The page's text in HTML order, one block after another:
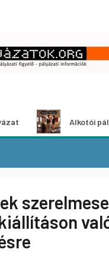
Alkotói pályázat
szerelmese